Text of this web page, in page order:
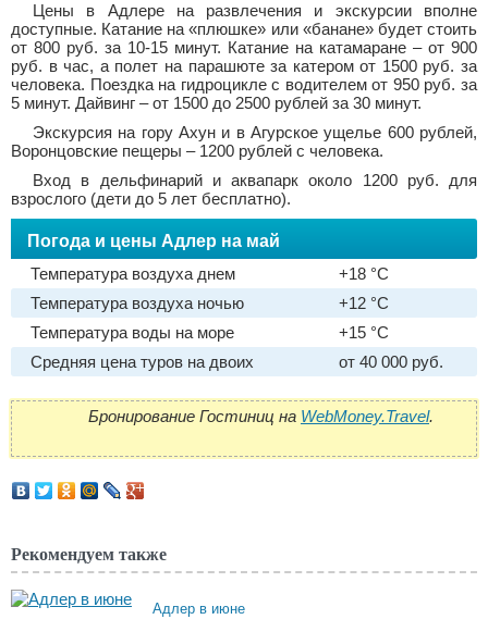
Цены в Адлере на развлечения и экскурсии вполне
доступные. Катание на «плюшке» или «банане» будет стоить
от 800 руб. за 10-15 минут. Катание на катамаране – от 900
руб. в час, а полет на парашюте за катером от 1500 руб. за
человека. Поездка на гидроцикле с водителем от 950 руб. за
5 минут. Дайвинг – от 1500 до 2500 рублей за 30 минут.
Экскурсия на гору Ахун и в Агурское ущелье 600 рублей,
Воронцовские пещеры – 1200 рублей с человека.
Вход в дельфинарий и аквапарк около 1200 руб. для
взрослого (дети до 5 лет бесплатно).
Погода и цены Адлер на май
Температура воздуха днем
+18 °C
Температура воздуха ночью
+12 °C
Температура воды на море
+15 °C
Средняя цена туров на двоих
от 40 000 руб.
Бронирование Гостиниц на WebMoney.Travel.
Рекомендуем также
Адлер в июне